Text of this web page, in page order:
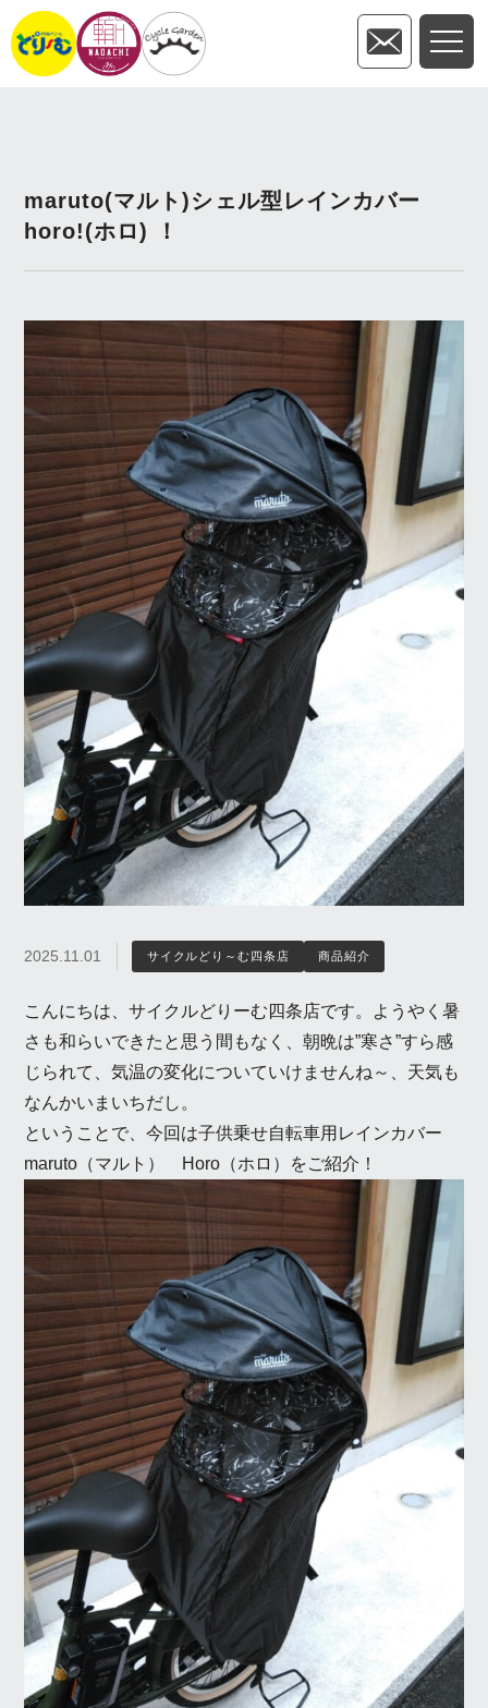
maruto(マルト)シェル型レインカバー
horo!(ホロ) ！
2025.11.01 サイクルどり～む四条店 商品紹介
こんにちは、サイクルどりーむ四条店です。ようやく暑
さも和らいできたと思う間もなく、朝晩は”寒さ”すら感
じられて、気温の変化についていけませんね～、天気も
なんかいまいちだし。
ということで、今回は子供乗せ自転車用レインカバー
maruto（マルト） Horo（ホロ）をご紹介！